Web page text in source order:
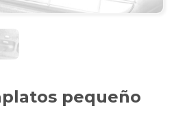
pequeño